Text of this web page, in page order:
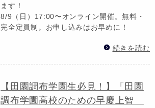
ます！
8/9（日）17:00〜オンライン開催。無料・
完全定員制。お申し込みはお早めに！
続きを読む
【田園調布学園生必見！】「田園
調布学園高校のための早慶上智